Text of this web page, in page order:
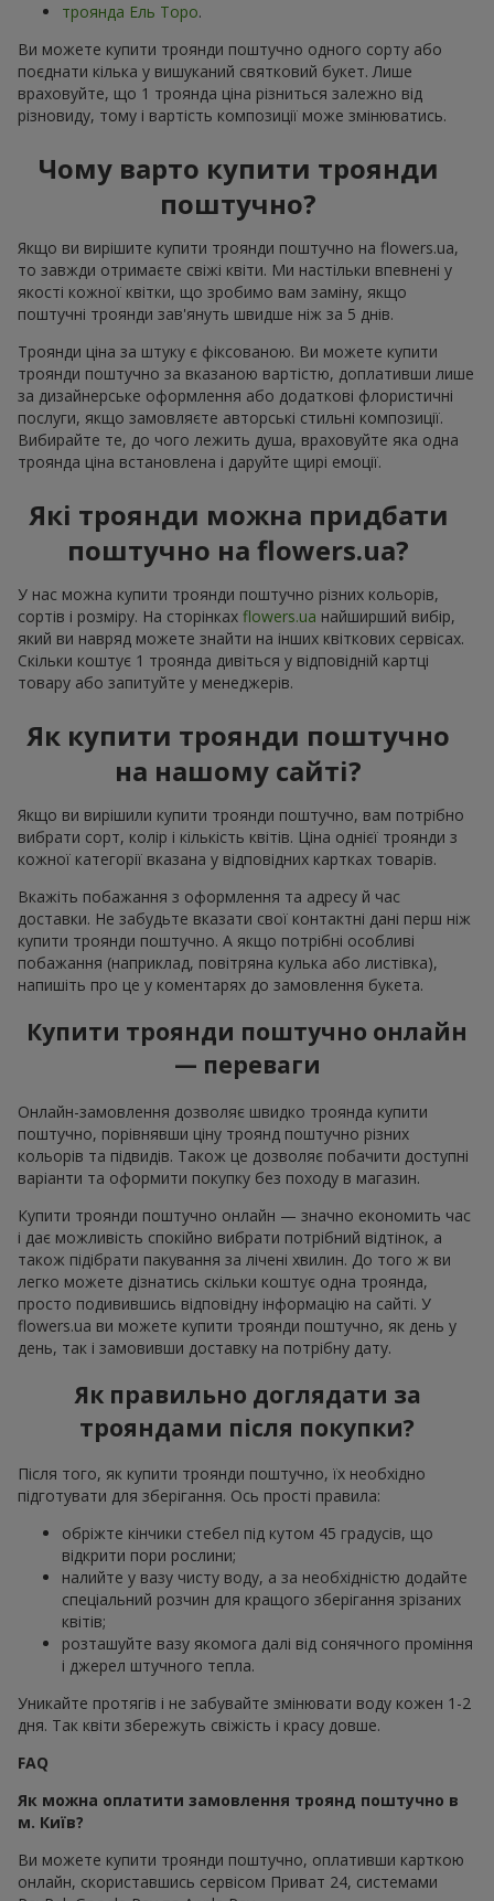
троянда Ель Торо.
Ви можете купити троянди поштучно одного сорту або
поєднати кілька у вишуканий святковий букет. Лише
враховуйте, що 1 троянда ціна різниться залежно від
різновиду, тому і вартість композиції може змінюватись.
Чому варто купити троянди
поштучно?
Якщо ви вирішите купити троянди поштучно на flowers.ua,
то завжди отримаєте свіжі квіти. Ми настільки впевнені у
якості кожної квітки, що зробимо вам заміну, якщо
поштучні троянди зав'януть швидше ніж за 5 днів.
Троянди ціна за штуку є фіксованою. Ви можете купити
троянди поштучно за вказаною вартістю, доплативши лише
за дизайнерське оформлення або додаткові флористичні
послуги, якщо замовляєте авторські стильні композиції.
Вибирайте те, до чого лежить душа, враховуйте яка одна
троянда ціна встановлена і даруйте щирі емоції.
Які троянди можна придбати
поштучно на flowers.ua?
У нас можна купити троянди поштучно різних кольорів,
сортів і розміру. На сторінках flowers.ua найширший вибір,
який ви навряд можете знайти на інших квіткових сервісах.
Скільки коштує 1 троянда дивіться у відповідній картці
товару або запитуйте у менеджерів.
Як купити троянди поштучно
на нашому сайті?
Якщо ви вирішили купити троянди поштучно, вам потрібно
вибрати сорт, колір і кількість квітів. Ціна однієї троянди з
кожної категорії вказана у відповідних картках товарів.
Вкажіть побажання з оформлення та адресу й час
доставки. Не забудьте вказати свої контактні дані перш ніж
купити троянди поштучно. А якщо потрібні особливі
побажання (наприклад, повітряна кулька або листівка),
напишіть про це у коментарях до замовлення букета.
Купити троянди поштучно онлайн
— переваги
Онлайн-замовлення дозволяє швидко троянда купити
поштучно, порівнявши ціну троянд поштучно різних
кольорів та підвидів. Також це дозволяє побачити доступні
варіанти та оформити покупку без походу в магазин.
Купити троянди поштучно онлайн — значно економить час
і дає можливість спокійно вибрати потрібний відтінок, а
також підібрати пакування за лічені хвилин. До того ж ви
легко можете дізнатись скільки коштує одна троянда,
просто подивившись відповідну інформацію на сайті. У
flowers.ua ви можете купити троянди поштучно, як день у
день, так і замовивши доставку на потрібну дату.
Як правильно доглядати за
трояндами після покупки?
Після того, як купити троянди поштучно, їх необхідно
підготувати для зберігання. Ось прості правила:
обріжте кінчики стебел під кутом 45 градусів, що
відкрити пори рослини;
налийте у вазу чисту воду, а за необхідністю додайте
спеціальний розчин для кращого зберігання зрізаних
квітів;
розташуйте вазу якомога далі від сонячного проміння
і джерел штучного тепла.
Уникайте протягів і не забувайте змінювати воду кожен 1-2
дня. Так квіти збережуть свіжість і красу довше.
FAQ
Як можна оплатити замовлення троянд поштучно в
м. Київ?
Ви можете купити троянди поштучно, оплативши карткою
онлайн, скориставшись сервісом Приват 24, системами